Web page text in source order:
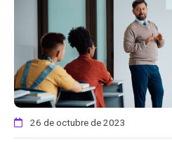
26 de octubre de 2023